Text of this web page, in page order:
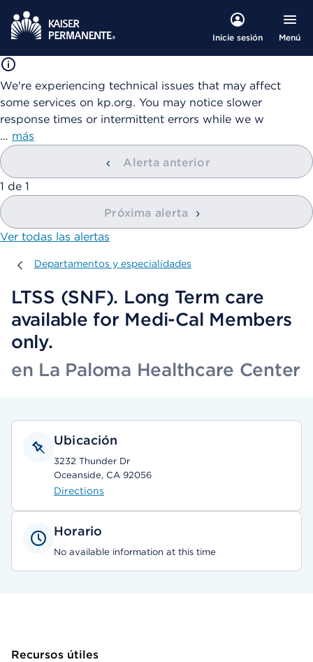
Inicie sesión Menú
We're experiencing technical issues that may affect
some services on kp.org. You may notice slower
response times or intermittent errors while we w
… más
Alerta anterior
mostrando
1 de 1
Próxima alerta
Ver todas las alertas
Departamentos y especialidades
Departamentos y especialidades
LTSS (SNF). Long Term care
available for Medi-Cal Members
only.
en La Paloma Healthcare Center
Ubicación
3232 Thunder Dr
Oceanside, CA 92056
Directions
Horario
No available information at this time
Recursos útiles